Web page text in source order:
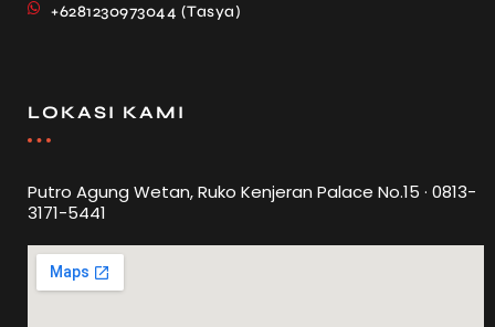
+6281230973044 (Tasya)
LOKASI KAMI
Putro Agung Wetan, Ruko Kenjeran Palace No.15 · 0813-
3171-5441